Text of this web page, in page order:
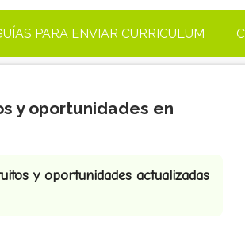
PARA ENVIAR CURRICULUM
y oportunidades en
y oportunidades actualizadas